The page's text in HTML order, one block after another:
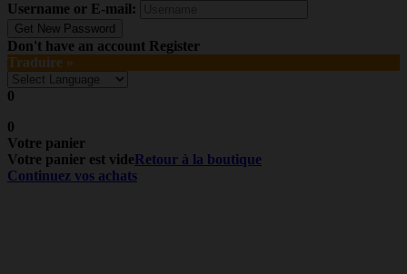
Username or E-mail:
Don't have an account Register
Traduire »
0
0
Votre panier
Votre panier est videRetour à la boutique
Continuez vos achats